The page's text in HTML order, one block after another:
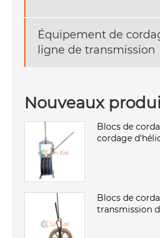
Équipement de
ligne de transmission
Nouveaux
Blocs de
cordage
Blocs de
transmission